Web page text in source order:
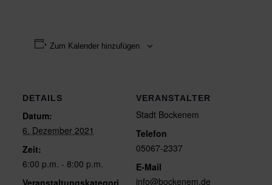
Zum Kalender hinzufügen
DETAILS
Datum:
6. Dezember 2021
Zeit:
6:00 p.m. - 8:00 p.m.
Veranstaltungskategori
VERANSTALTER
Stadt Bockenem
Telefon
05067-2337
E-Mail
info@bockenem.de